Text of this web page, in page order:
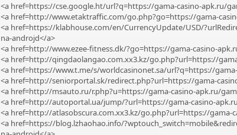
<a href=https://cse.google.ht/url?q=https://gama-casino-apk.ru/
<a href=http://www.etaktraffic.com/go.php?go=https://gama-
<a href=https://klabhouse.com/en/CurrencyUpdate/USD/
na-androjd</a>
<a href=http://www.ezee-fitness.dk/?go=https://gama-casino-
<a href=http://qingdaolangao.com.xx3.kz/go.php?url=https://
<a href=https://www.t.me/s/worldcasinonet.sa/url?q=https://
<a href=http://seniorportal.sk/redirect.php?url=https://gama-
<a href=http://msauto.ru/r.php?u=https://gama-casino-apk.ru/
<a href=http://autoportal.ua/jump/?url=https://gama-casino-
<a href=http://atlasobscura.com.xx3.kz/go.php?url=https://
<a href=https://blog.lzhaohao.info/